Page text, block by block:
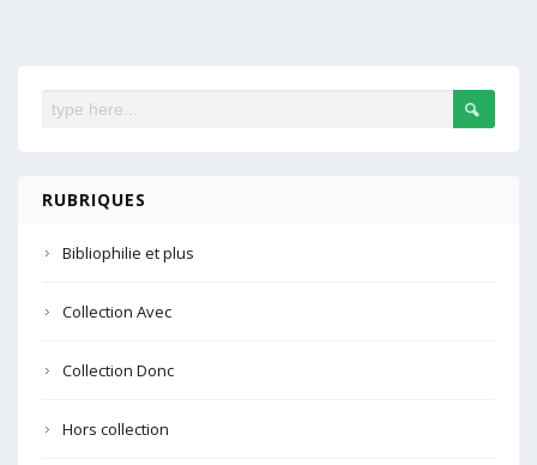
RUBRIQUES
Bibliophilie et plus
Collection Avec
Collection Donc
Hors collection